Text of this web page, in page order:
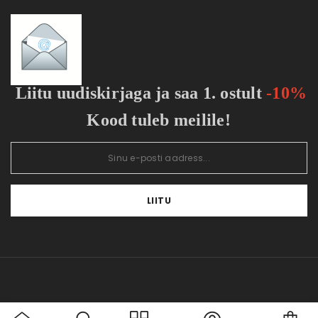
Tellitud tooted
Vaata võrdlust
Liitu uudiskirjaga ja saa 1. ostult -10%
Kood tuleb meilile!
LIITU